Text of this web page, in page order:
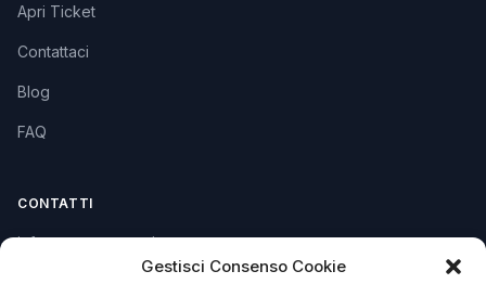
Gestisci Consenso Cookie
Apri Ticket
Contattaci
Blog
FAQ
CONTATTI
info@soccorsowp.it